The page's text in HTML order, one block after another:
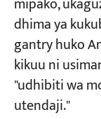
mipako,
dhima ya
gantry huko
kikuu ni
"udhibiti wa
utendaji."